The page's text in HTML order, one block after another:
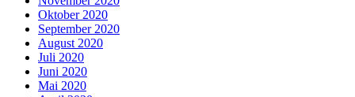
Oktober 2020
September 2020
August 2020
Juli 2020
Juni 2020
Mai 2020